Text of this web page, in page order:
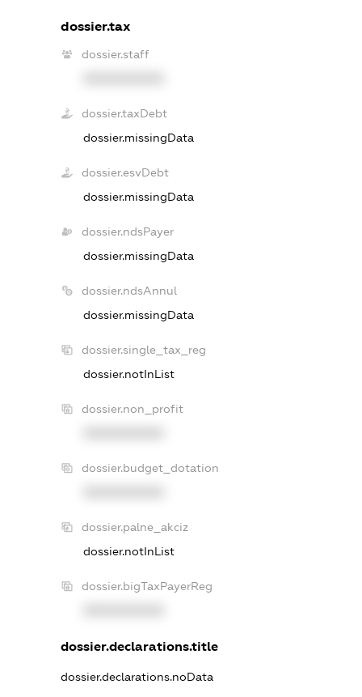
dossier.tax
dossier.staff
dossier.taxDebt
dossier.missingData
dossier.esvDebt
dossier.missingData
dossier.ndsPayer
dossier.missingData
dossier.ndsAnnul
dossier.missingData
dossier.single_tax_reg
dossier.notInList
dossier.non_profit
dossier.budget_dotation
dossier.palne_akciz
dossier.notInList
dossier.bigTaxPayerReg
dossier.declarations.title
dossier.declarations.noData